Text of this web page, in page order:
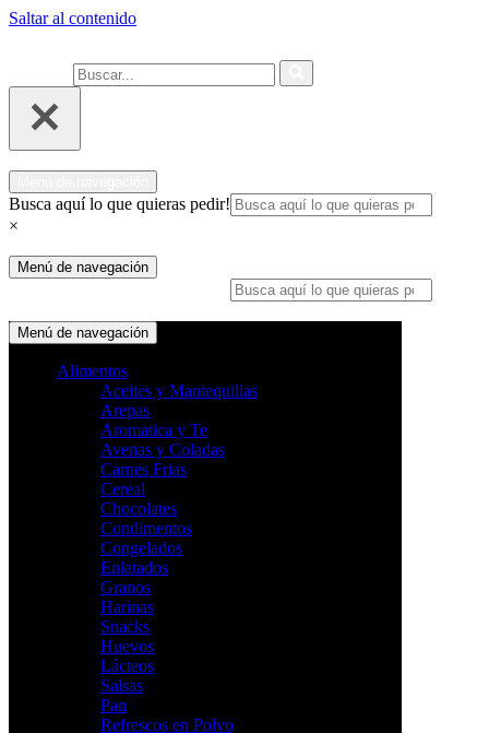
Saltar al contenido
Busca aquí lo que quieras pedir!
×
Menú de navegación
Menú de navegación
Alimentos
Aceites y Mantequillas
Arepas
Aromatica y Te
Avenas y Coladas
Carnes Frias
Cereal
Chocolates
Condimentos
Congelados
Enlatados
Granos
Harinas
Snacks
Huevos
Lácteos
Salsas
Pan
Refrescos en Polvo
Ahora compra fácil y rápido por